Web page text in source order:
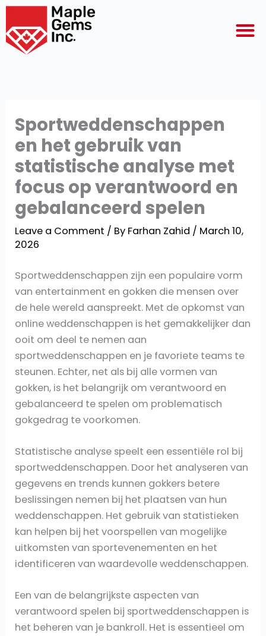
Skip
content
Sportweddenschappen
en het gebruik van
statistische analyse met
focus op verantwoord en
gebalanceerd spelen
Leave a Comment / By Farhan Zahid / March 10,
2026
Sportweddenschappen zijn een populaire vorm
van entertainment en gokken die mensen over
de hele wereld aanspreekt. Met de opkomst van
online weddenschappen is het gemakkelijker dan
ooit om deel te nemen aan
sportweddenschappen en je favoriete teams te
steunen. Echter, net als bij alle vormen van
gokken, is het belangrijk om verantwoord en
gebalanceerd te spelen om problematisch
gokgedrag te voorkomen.
Statistische analyse speelt een essentiële rol bij
sportweddenschappen. Door het analyseren van
gegevens en trends kunnen gokkers betere
beslissingen nemen bij het plaatsen van hun
weddenschappen. Het gebruik van statistieken
kan helpen bij het voorspellen van mogelijke
uitkomsten van sportevenementen en het
identificeren van waardevolle weddenschappen.
Een van de belangrijkste aspecten van
verantwoord spelen bij sportweddenschappen is
het beheren van je bankroll. Het is essentieel om